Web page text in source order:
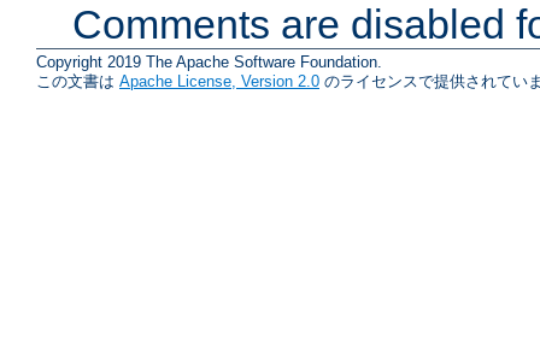
Comments are disabled
Copyright 2019 The Apache Software Foundation.
この文書は Apache License, Version 2.0 のライセンスで提供されてい